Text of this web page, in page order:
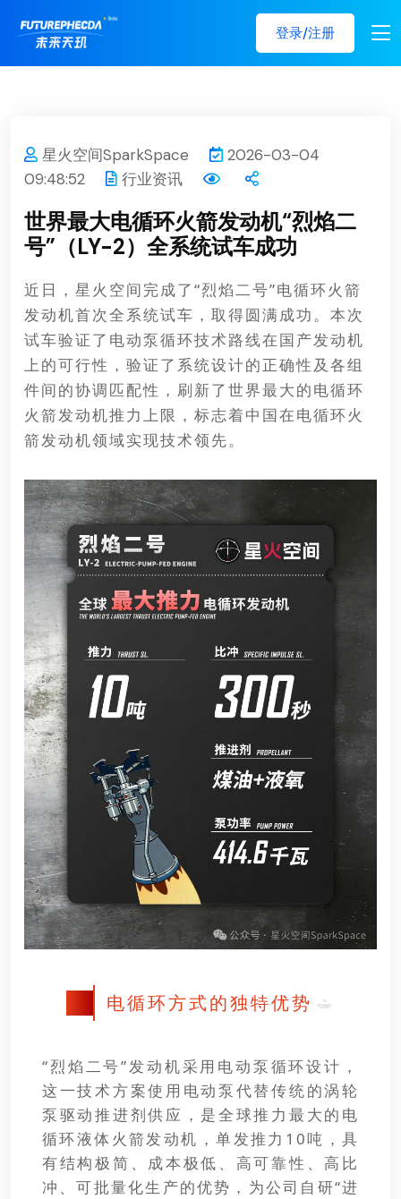
登录/注册
星火空间SparkSpace
2026-03-04
09:48:52
行业资讯
世界最大电循环火箭发动机“烈焰二
号”（LY-2）全系统试车成功
近日，星火空间完成了“烈焰二号”电循环火箭
发动机首次全系统试车，取得圆满成功。本次
试车验证了电动泵循环技术路线在国产发动机
上的可行性，验证了系统设计的正确性及各组
件间的协调匹配性，刷新了世界最大的电循环
火箭发动机推力上限，标志着中国在电循环火
箭发动机领域实现技术领先。
电循环方式的独特优势
“烈焰二号”发动机采用电动泵循环设计，
这一技术方案使用电动泵代替传统的涡轮
泵驱动推进剂供应，是全球推力最大的电
循环液体火箭发动机，单发推力10吨，具
有结构极简、成本极低、高可靠性、高比
冲、可批量化生产的优势，为公司自研“进